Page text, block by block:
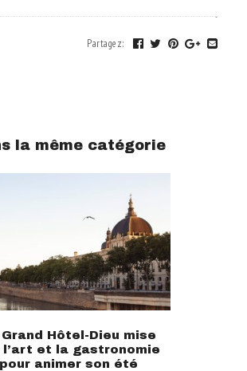
Partagez:
la même catégorie
Grand Hôtel-Dieu mise
l’art et la gastronomie
pour animer son été